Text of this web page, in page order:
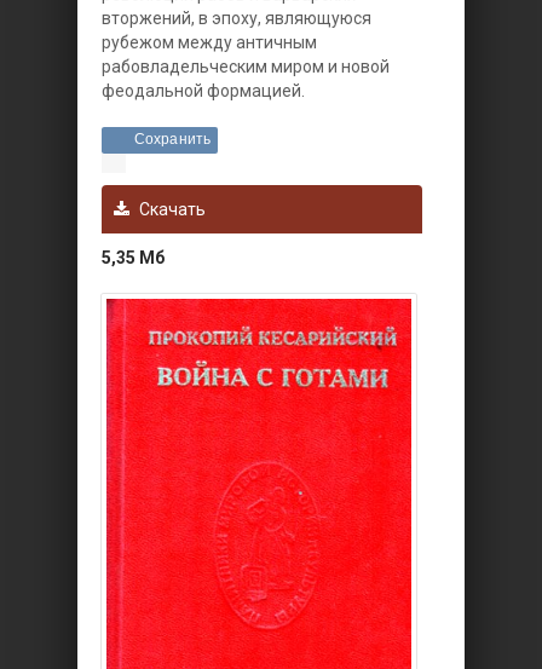
вторжений, в эпоху, являющуюся
рубежом между античным
рабовладельческим миром и новой
феодальной формацией.
Сохранить
Скачать
5,35 Мб